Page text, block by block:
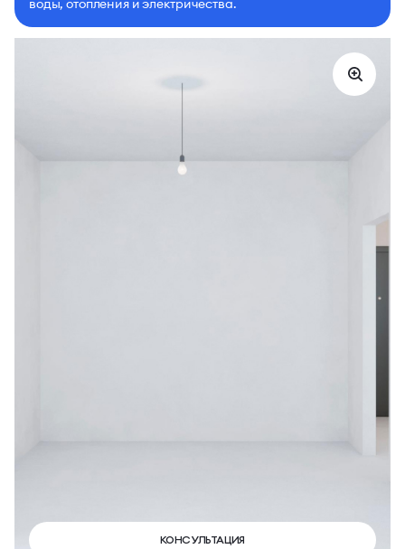
воды, отопления и электричества.
КОНСУЛЬТАЦИЯ